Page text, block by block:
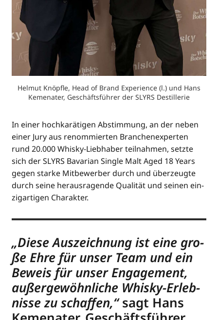
Hel­mut Knöpf­le, Head of Brand Expe­ri­ence (l.) und Hans
Keme­n­a­ter, Geschäfts­füh­rer der SLYRS Destillerie
In einer hoch­ka­rä­ti­gen Abstim­mung, an der neben
einer Jury aus renom­mier­ten Bran­chen­ex­per­ten
rund 20.000 Whis­ky-Lieb­ha­ber teil­nah­men, setz­te
sich der SLYRS Bava­ri­an Sin­gle Malt Aged 18 Years
gegen star­ke Mit­be­wer­ber durch und über­zeug­te
durch sei­ne her­aus­ra­gen­de Qua­li­tät und sei­nen ein­
zig­ar­ti­gen Charakter.
„Die­se Aus­zeich­nung ist eine gro­
ße Ehre für unser Team und ein
Beweis für unser Enga­ge­ment,
außer­ge­wöhn­li­che Whis­ky-Erleb­
nis­se zu schaf­fen,“sagt Hans